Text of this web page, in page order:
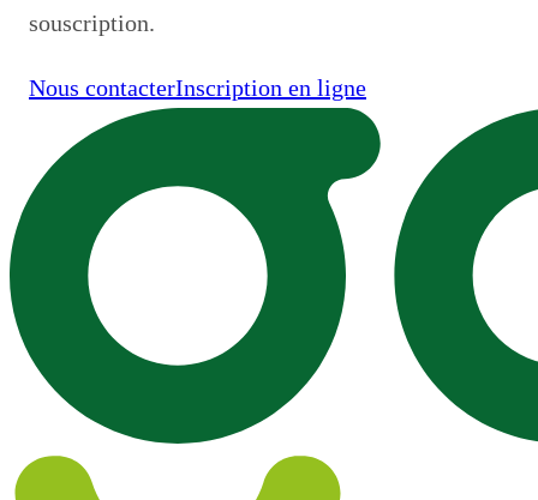
souscription.
Nous contacterInscription en ligne